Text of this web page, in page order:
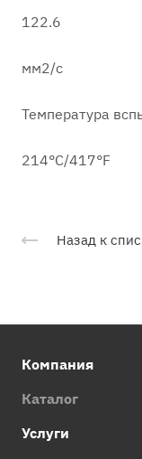
122.6
мм2/с
Температура
214°C/417°F
Назад к
Компания
Каталог
Услуги